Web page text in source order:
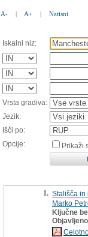
A- | A+ | Natisni
Iskalni niz:
Vrsta gradiva:
Jezik:
Išči po:
Opcije:
Prikaži
1. Stališča in
Marko
Ključne